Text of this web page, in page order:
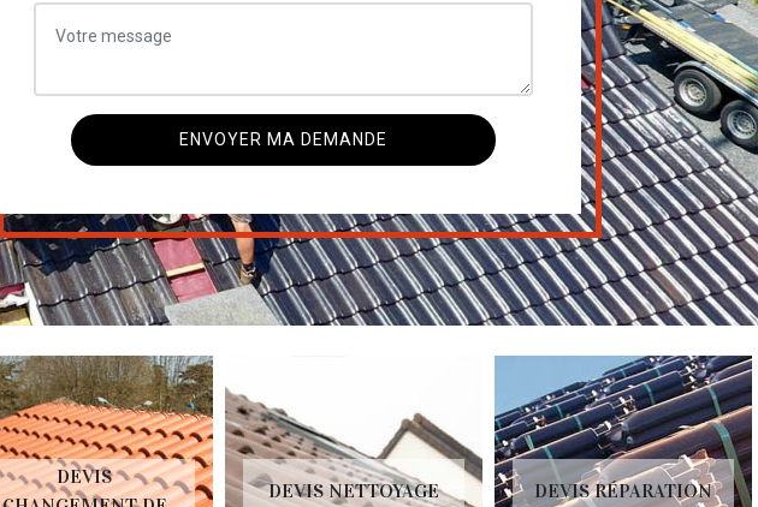
DEVIS
DEVIS NETTOYAGE
DEVIS RÉPARATION